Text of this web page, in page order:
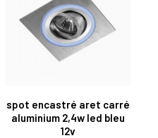
spot encastré aret carré
aluminium 2,4w led bleu
12v